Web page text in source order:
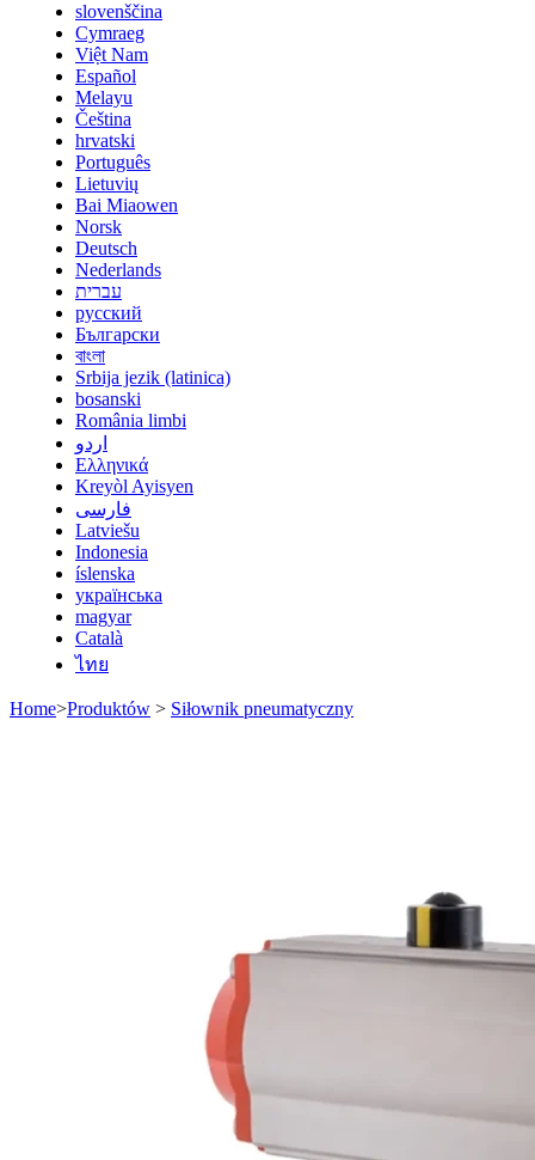
slovenščina
Cymraeg
Việt Nam
Español
Melayu
Čeština
hrvatski
Português
Lietuvių
Bai Miaowen
Norsk
Deutsch
Nederlands
עברית
русский
Български
বাংলা
Srbija jezik (latinica)
bosanski
România limbi
اردو
Ελληνικά
Kreyòl Ayisyen
فارسی
Latviešu
Indonesia
íslenska
українська
magyar
Català
ไทย
Home>Produktów > Siłownik pneumatyczny